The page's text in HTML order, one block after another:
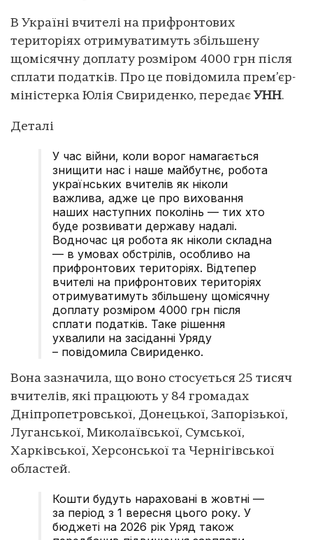
В Україні вчителі на прифронтових
територіях отримуватимуть збільшену
щомісячну доплату розміром 4000 грн після
сплати податків. Про це повідомила прем’єр-
міністерка Юлія Свириденко, передає УНН.
Деталі
У час війни, коли ворог намагається
знищити нас і наше майбутнє, робота
українських вчителів як ніколи
важлива, адже це про виховання
наших наступних поколінь — тих хто
буде розвивати державу надалі.
Водночас ця робота як ніколи складна
— в умовах обстрілів, особливо на
прифронтових територіях. Відтепер
вчителі на прифронтових територіях
отримуватимуть збільшену щомісячну
доплату розміром 4000 грн після
сплати податків. Таке рішення
ухвалили на засіданні Уряду
– повідомила Свириденко.
Вона зазначила, що воно стосується 25 тисяч
вчителів, які працюють у 84 громадах
Дніпропетровської, Донецької, Запорізької,
Луганської, Миколаївської, Сумської,
Харківської, Херсонської та Чернігівської
областей.
Кошти будуть нараховані в жовтні —
за період з 1 вересня цього року. У
бюджеті на 2026 рік Уряд також